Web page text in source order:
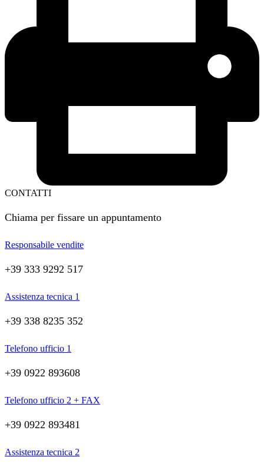
CONTATTI
Chiama per fissare un appuntamento
Responsabile vendite
+39 333 9292 517
Assistenza tecnica 1
+39 338 8235 352
Telefono ufficio 1
+39 0922 893608
Telefono ufficio 2 + FAX
+39 0922 893481
Assistenza tecnica 2